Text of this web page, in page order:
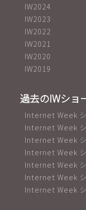
IW2024
IW2023
IW2022
IW2021
IW2020
IW2019
過去のIWショ
Internet Week
Internet Week
Internet Week
Internet Week
Internet Week シ
Internet Week シ
Internet Week